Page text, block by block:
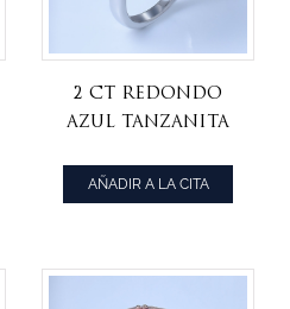
2 ct redondo
azul tanzanita
plata esterlina
anillos de
corte redondo
AÑADIR A LA CITA